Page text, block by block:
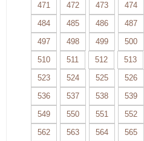
471
472 473 474
484
485 486 487
497
498 499 500
510
511 512 513
523
524 525 526
536
537 538 539
549
550 551 552
562
563 564 565